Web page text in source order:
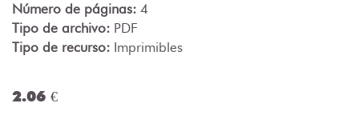
Número de páginas: 4
Tipo de archivo: PDF
Tipo de recurso: Imprimibles
2.06 €